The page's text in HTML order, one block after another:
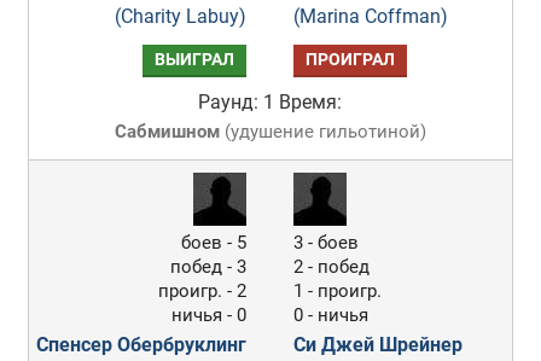
(Charity Labuy)
(Marina Coffman)
ВЫИГРАЛ ПРОИГРАЛ
Раунд: 1 Время:
Сабмишном(удушение гильотиной)
боев - 5
побед - 3
проигр. - 2
ничья - 0
Спенсер Обербруклинг
3 - боев
2 - побед
1 - проигр.
0 - ничья
Си Джей Шрейнер